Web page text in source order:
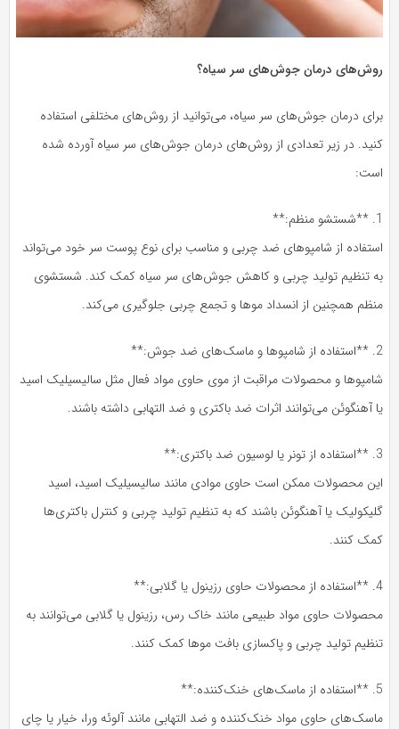
روش‌های درمان جوش‌های سر سیاه؟
برای درمان جوش‌های سر سیاه، می‌توانید از روش‌های مختلفی استفاده
کنید. در زیر تعدادی از روش‌های درمان جوش‌های سر سیاه آورده شده
است:
1. **شستشو منظم:**
استفاده از شامپوهای ضد چربی و مناسب برای نوع پوست سر خود می‌تواند
به تنظیم تولید چربی و کاهش جوش‌های سر سیاه کمک کند. شستشوی
منظم همچنین از انسداد موها و تجمع چربی جلوگیری می‌کند.
2. **استفاده از شامپوها و ماسک‌های ضد جوش:**
شامپوها و محصولات مراقبت از موی حاوی مواد فعال مثل سالیسیلیک اسید
یا آهنگوئن می‌توانند اثرات ضد باکتری و ضد التهابی داشته باشند.
3. **استفاده از تونر یا لوسیون ضد باکتری:**
این محصولات ممکن است حاوی موادی مانند سالیسیلیک اسید، اسید
گلیکولیک یا آهنگوئن باشند که به تنظیم تولید چربی و کنترل باکتری‌ها
کمک کنند.
4. **استفاده از محصولات حاوی رزینول یا گلابی:**
محصولات حاوی مواد طبیعی مانند خاک رس، رزینول یا گلابی می‌توانند به
تنظیم تولید چربی و پاکسازی بافت موها کمک کنند.
5. **استفاده از ماسک‌های خنک‌کننده:**
ماسک‌های حاوی مواد خنک‌کننده و ضد التهابی مانند آلوئه ورا، خیار یا چای